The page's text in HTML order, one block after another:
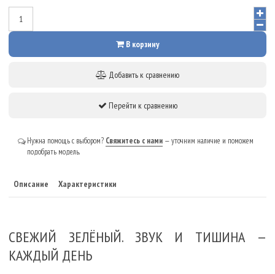
В корзину
Добавить к сравнению
Перейти к сравнению
Нужна помощь с выбором? Свяжитесь с нами — уточним наличие и поможем
подобрать модель.
Описание Характеристики
СВЕЖИЙ ЗЕЛЁНЫЙ. ЗВУК И ТИШИНА —
КАЖДЫЙ ДЕНЬ